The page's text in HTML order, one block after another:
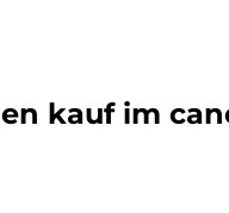
kauf im